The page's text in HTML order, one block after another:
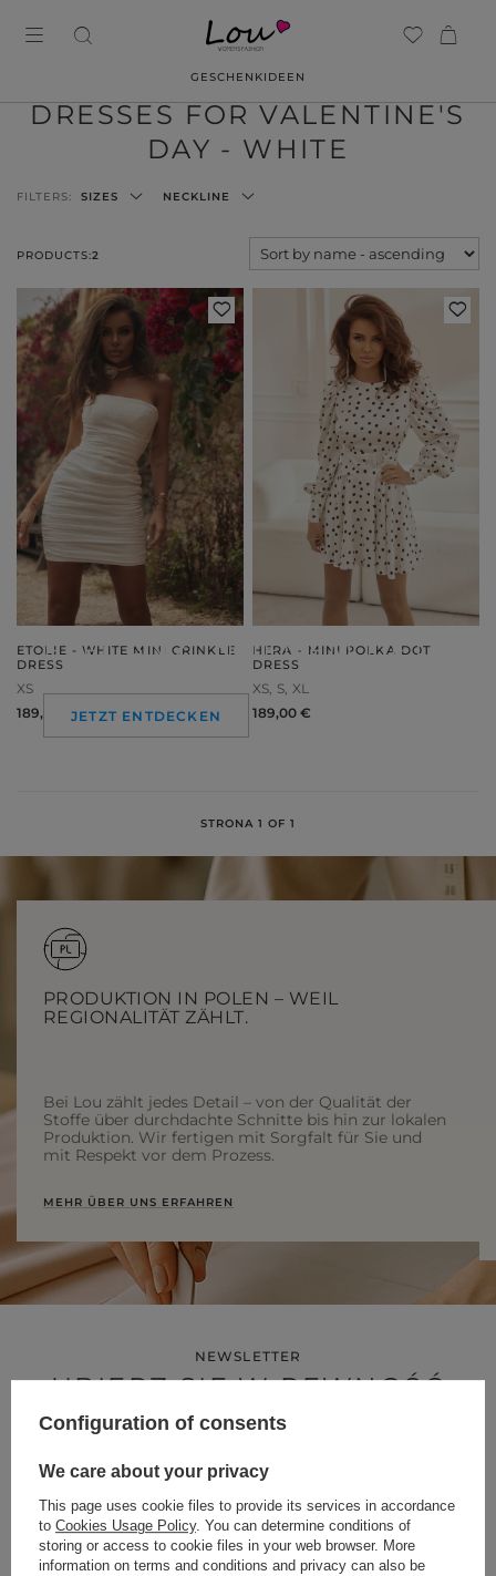
GESCHENKIDEEN
DRESSES FOR VALENTINE'S
DAY - WHITE
PRODUCTS:2
FILTERS: SIZES NECKLINE
ETOLIE - WHITE MINI CRINKLE
DRESS
XS
189,00 €
HERA - MINI POLKA DOT
DRESS
XS S XL
189,00 €
ELEGANZ IN JEDEM DETAIL
JETZT ENTDECKEN
STRONA 1 OF 1
PRODUKTION IN POLEN – WEIL
REGIONALITÄT ZÄHLT.
Bei Lou zählt jedes Detail – von der Qualität der
Stoffe über durchdachte Schnitte bis hin zur lokalen
Produktion. Wir fertigen mit Sorgfalt für Sie und
mit Respekt vor dem Prozess.
MEHR ÜBER UNS ERFAHREN
NEWSLETTER
UBIERZ SIĘ W PEWNOŚĆ
SIEBIE
Zapisz się do darmowego newslettera
odbierz 50 punktóww programie lojalnościowym Lou.pl
Configuration of consents
We care about your privacy
This page uses cookie files to provide its services in accordance
to Cookies Usage Policy. You can determine conditions of
storing or access to cookie files in your web browser. More
information on terms and conditions and privacy can also be